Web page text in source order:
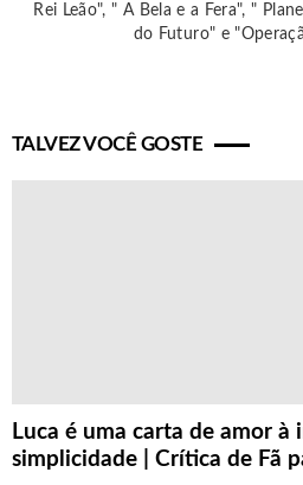
Rei Leão", " A Bela e a Fera", "
do Futuro" e
TALVEZ VOCÊ GOSTE
Luca é uma carta de amor à
simplicidade | Crítica de Fã